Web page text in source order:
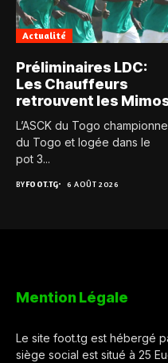
Actualité
Préliminaires LDC:
Les Chauffeurs
retrouvent les
L’ASCK du Togo championne
du Togo et logée dans le
pot 3...
BYFOOT.TG 6 AOÛT 2026
Mention Légale
Le site foot.tg est hébergé
siège social est situé à 25